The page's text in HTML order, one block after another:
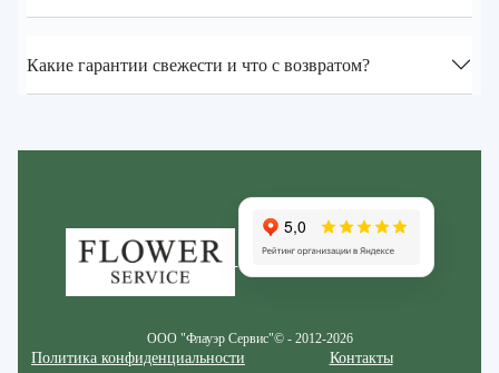
Какие гарантии свежести и что с возвратом?
ООО "Флауэр Сервис"© - 2012-2026
Политика конфиденциальности
Контакты